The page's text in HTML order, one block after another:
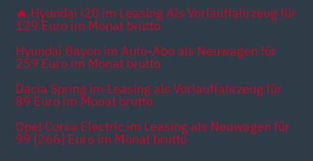
🔥 Hyundai i20 im Leasing Als Vorlauffahrzeug für
129 Euro im Monat brutto
Hyundai Bayon im Auto-Abo als Neuwagen für
259 Euro im Monat brutto
Dacia Spring im Leasing als Vorlauffahrzeug für
89 Euro im Monat brutto
Opel Corsa Electric im Leasing als Neuwagen für
99 [266] Euro im Monat brutto